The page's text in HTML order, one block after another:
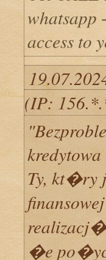
whatsapp
access to
(IP:
kredytowa
Ty, kt�ry
�e